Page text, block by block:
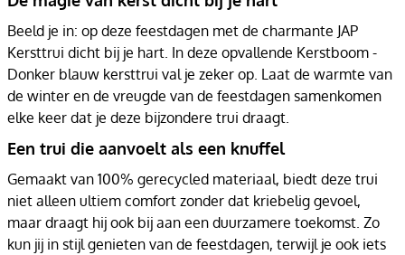
Beeld je in: op deze feestdagen met de charmante JAP
Kersttrui dicht bij je hart. In deze opvallende Kerstboom -
Donker blauw kersttrui val je zeker op. Laat de warmte van
de winter en de vreugde van de feestdagen samenkomen
elke keer dat je deze bijzondere trui draagt.
Een trui die aanvoelt als een knuffel
Gemaakt van 100% gerecycled materiaal, biedt deze trui
niet alleen ultiem comfort zonder dat kriebelig gevoel,
maar draagt hij ook bij aan een duurzamere toekomst. Zo
kun jij in stijl genieten van de feestdagen, terwijl je ook iets